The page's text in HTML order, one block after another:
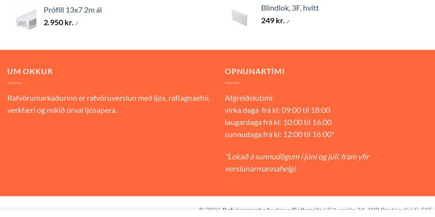
Prófíll 13x7 2m ál
2.950 kr. .-
Blindlok, 3F, hvítt
249 kr. .-
UM OKKUR
Rafvörumarkaðurinn er rafvöruverslun með ljós, raflagnaefni,
verkfæri og mikið úrval ljósapera.
OPNUNARTÍMI
Afgreiðslutími:
virka daga frá kl: 09:00 til 18:00
laugardaga frá kl: 10:00 til 16:00
sunnudaga frá kl: 12:00 til 16:00*
*Lokað á sunnudögum í júní og júlí, fram yfir
verslunarmannahelgi.
© 2026 Rafvörumarkaðurinn v/Fellsmúla | Síðumúla 34, 108 Reykjavík | S: